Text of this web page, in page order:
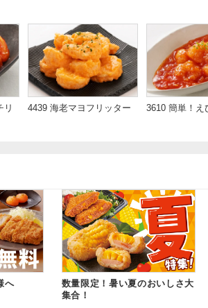
リ
4439 海老マヨフリッター 3610 簡単！え
へ
数量限定！暑い夏のおいしさ大
集合！